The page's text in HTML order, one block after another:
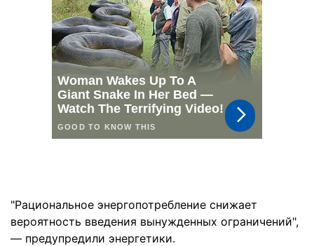
"Рациональное энергопотребление снижает
вероятность введения вынужденных ограничений",
— предупредили энергетики.